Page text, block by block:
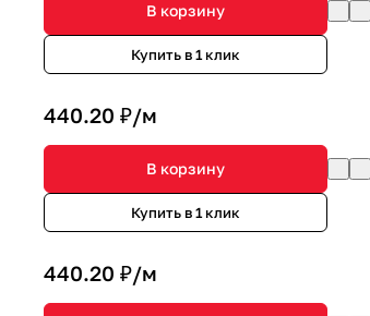
В корзину
Купить в 1 клик
440.20 ₽/м
В корзину
Купить в 1 клик
440.20 ₽/м